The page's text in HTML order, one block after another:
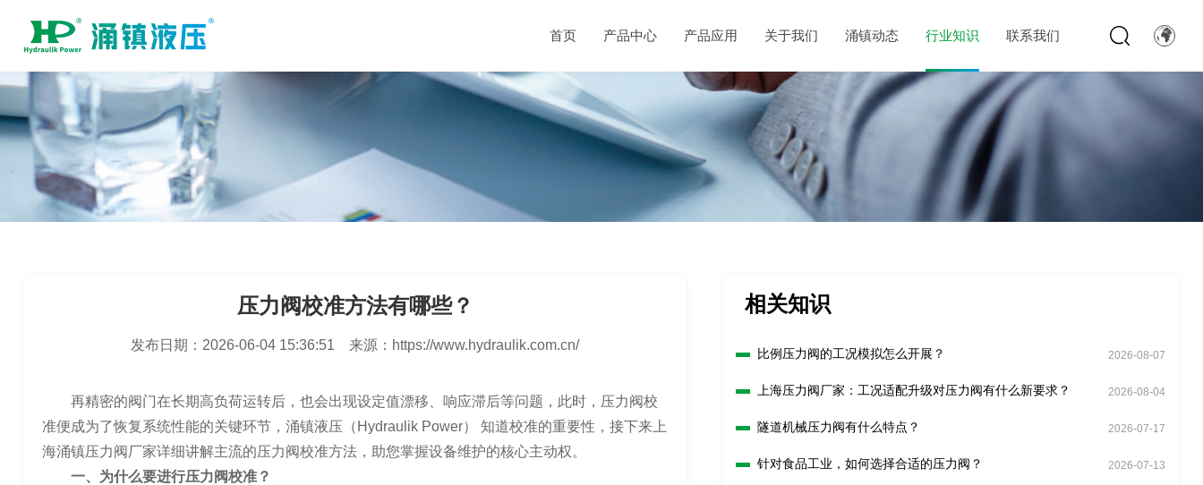
首页 产品中心 产品应用 关于我们 涌镇动态 行业知识 联系我们
压力阀校准方法有哪些？
发布日期： 2026-06-04 15:36:51 来源： https://www.hydraulik.com.cn/
再精密的阀门在长期高负荷运转后，也会出现设定值漂移、响应滞后等问题，此时，压力阀校
准便成为了恢复系统性能的关键环节，涌镇液压（Hydraulik Power） 知道校准的重要性，接下来上
海涌镇压力阀厂家详细讲解主流的压力阀校准方法，助您掌握设备维护的核心主动权。
一、为什么要进行压力阀校准？
相关知识
比例压力阀的工况模拟怎么开展？ 2026-08-07
上海压力阀厂家：工况适配升级对压力阀有什么新要求？ 2026-08-04
隧道机械压力阀有什么特点？ 2026-07-17
针对食品工业，如何选择合适的压力阀？ 2026-07-13